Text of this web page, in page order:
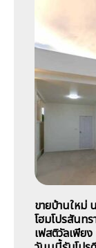
ขายบ้านใหม่
โฮมโปรสันท
เฟสติวัลเพีย